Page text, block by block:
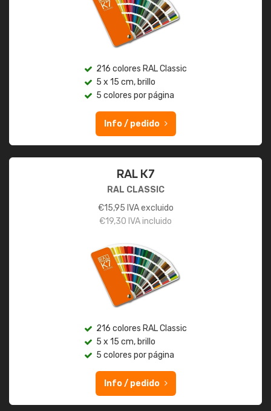
216 colores RAL Classic
5 x 15 cm, brillo
5 colores por página
Info / pedido
RAL K7
RAL CLASSIC
€15,95 IVA excluido
€19,30 IVA incluido
216 colores RAL Classic
5 x 15 cm, brillo
5 colores por página
Info / pedido